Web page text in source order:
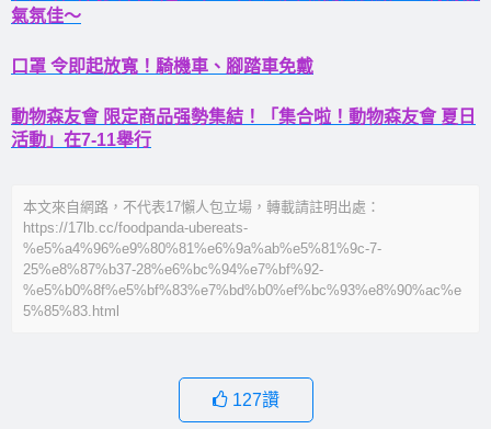
氣氛佳～
口罩 令即起放寬！騎機車、腳踏車免戴
動物森友會 限定商品强勢集結！「集合啦！動物森友會 夏日
活動」在7-11舉行
本文來自網路，不代表17懶人包立場，轉載請註明出處：
https://17lb.cc/foodpanda-ubereats-
%e5%a4%96%e9%80%81%e6%9a%ab%e5%81%9c-7-
25%e8%87%b37-28%e6%bc%94%e7%bf%92-
%e5%b0%8f%e5%bf%83%e7%bd%b0%ef%bc%93%e8%90%ac%e
5%85%83.html
127讚